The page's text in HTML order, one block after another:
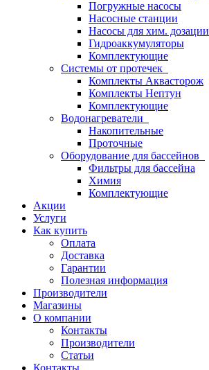
Погружные насосы
Насосные станции
Насосы для хим. дозации
Гидроаккумуляторы
Комплектующие
Системы от протечек
Комплекты Аквасторож
Комплекты Нептун
Комплектующие
Водонагреватели
Накопительные
Проточные
Оборудование для бассейнов
Фильтры для бассейна
Химия
Комплектующие
Акции
Услуги
Как купить
Оплата
Доставка
Гарантии
Полезная информация
Производители
Магазины
О компании
Контакты
Производители
Статьи
Контакты